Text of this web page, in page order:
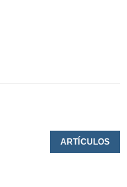
ARTÍCULOS